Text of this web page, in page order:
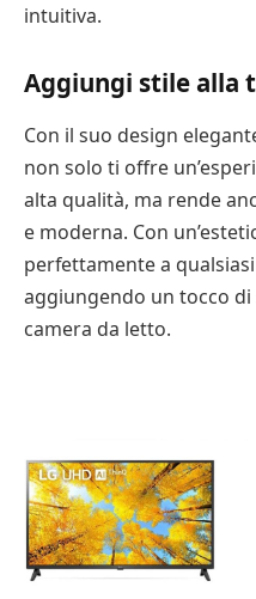
intuitiva.
Aggiungi stile alla
Con il suo design
non solo ti offre
alta qualità, ma rende
e moderna. Con
perfettamente a
aggiungendo un tocco
camera da letto.